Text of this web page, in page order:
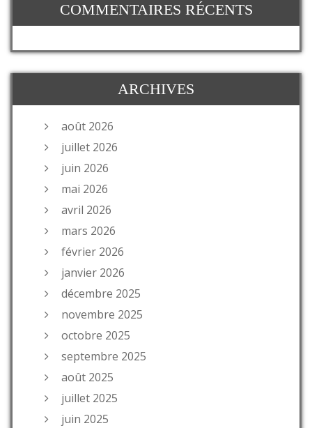
COMMENTAIRES RÉCENTS
ARCHIVES
août 2026
juillet 2026
juin 2026
mai 2026
avril 2026
mars 2026
février 2026
janvier 2026
décembre 2025
novembre 2025
octobre 2025
septembre 2025
août 2025
juillet 2025
juin 2025